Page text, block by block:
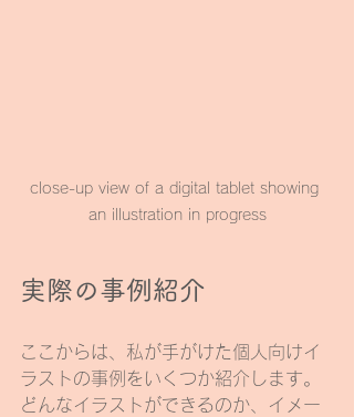
close-up view of a digital tablet showing
an illustration in progress
実際の事例紹介
ここからは、私が手がけた個人向けイ
ラストの事例をいくつか紹介します。
どんなイラストができるのか、イメー